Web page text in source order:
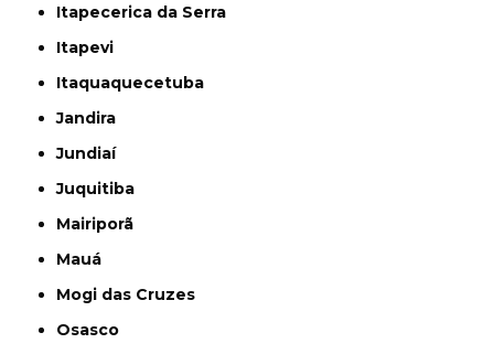
Itapecerica da Serra
Itapevi
Itaquaquecetuba
Jandira
Jundiaí
Juquitiba
Mairiporã
Mauá
Mogi das Cruzes
Osasco